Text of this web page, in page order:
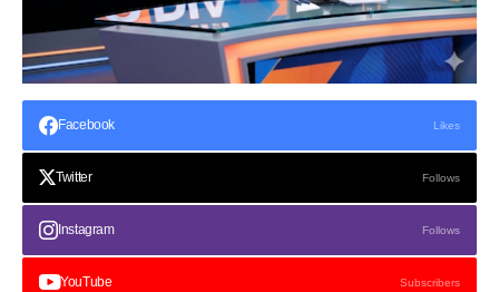
Facebook Likes
Twitter Follows
Instagram Follows
YouTube Subscribers